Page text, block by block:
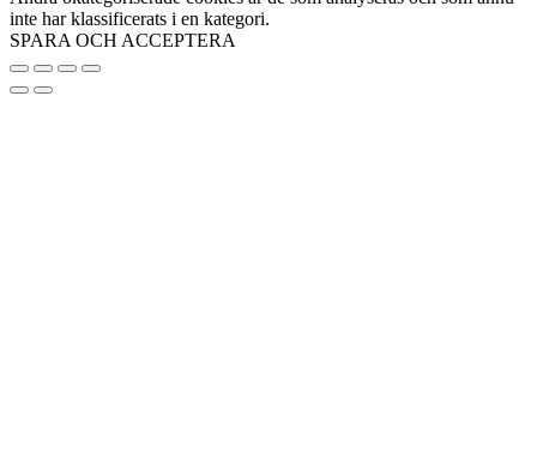
inte har klassificerats i en kategori.
SPARA OCH ACCEPTERA